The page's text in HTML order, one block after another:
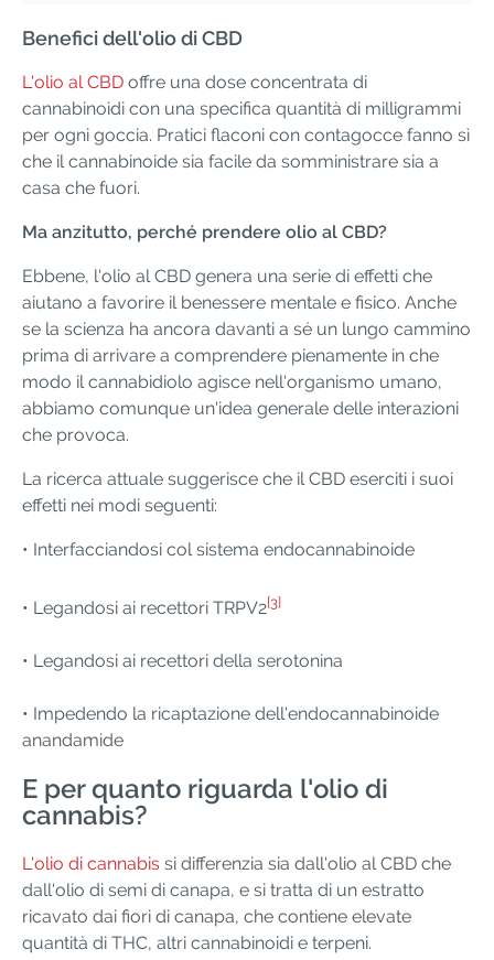
Benefici dell'olio di CBD
L'olio al CBD offre una dose concentrata di
cannabinoidi con una specifica quantità di milligrammi
per ogni goccia. Pratici flaconi con contagocce fanno sì
che il cannabinoide sia facile da somministrare sia a
casa che fuori.
Ma anzitutto, perché prendere olio al CBD?
Ebbene, l'olio al CBD genera una serie di effetti che
aiutano a favorire il benessere mentale e fisico. Anche
se la scienza ha ancora davanti a sé un lungo cammino
prima di arrivare a comprendere pienamente in che
modo il cannabidiolo agisce nell'organismo umano,
abbiamo comunque un'idea generale delle interazioni
che provoca.
La ricerca attuale suggerisce che il CBD eserciti i suoi
effetti nei modi seguenti:
• Interfacciandosi col sistema endocannabinoide
• Legandosi ai recettori TRPV2[3]
• Legandosi ai recettori della serotonina
• Impedendo la ricaptazione dell'endocannabinoide
anandamide
E per quanto riguarda l'olio di
cannabis?
L'olio di cannabis si differenzia sia dall'olio al CBD che
dall'olio di semi di canapa, e si tratta di un estratto
ricavato dai fiori di canapa, che contiene elevate
quantità di THC, altri cannabinoidi e terpeni.